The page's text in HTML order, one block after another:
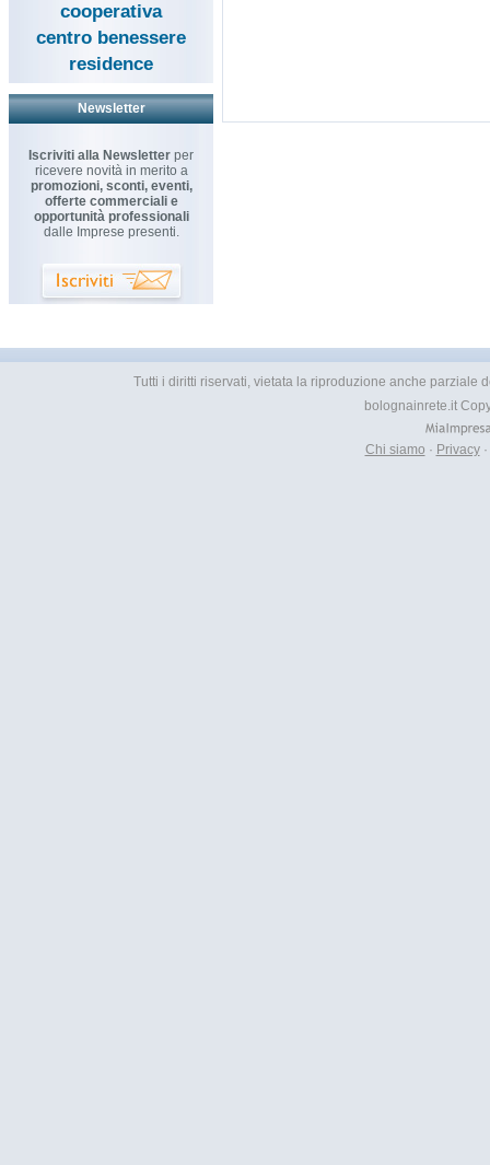
cooperativa
centro benessere
residence
Newsletter
Iscriviti alla Newsletter per
ricevere novità in merito a
promozioni, sconti, eventi,
offerte commerciali e
opportunità professionali
dalle Imprese presenti.
Tutti i diritti riservati, vietata la riproduzione anche parziale
bolognainrete.it
Chi siamo · Privacy·